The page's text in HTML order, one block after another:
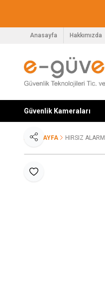
Anasayfa Hakkımızda
Güvenlik Kameraları
ANA SAYFA HIRSIZ ALARM
Favoriye Ekle
Paylaş